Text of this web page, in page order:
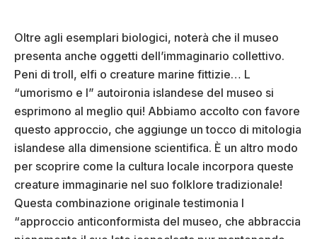
Oltre agli esemplari biologici, noterà che il museo
presenta anche oggetti dell’immaginario collettivo.
Peni di troll, elfi o creature marine fittizie… L
“umorismo e l” autoironia islandese del museo si
esprimono al meglio qui! Abbiamo accolto con favore
questo approccio, che aggiunge un tocco di mitologia
islandese alla dimensione scientifica. È un altro modo
per scoprire come la cultura locale incorpora queste
creature immaginarie nel suo folklore tradizionale!
Questa combinazione originale testimonia l
“approccio anticonformista del museo, che abbraccia